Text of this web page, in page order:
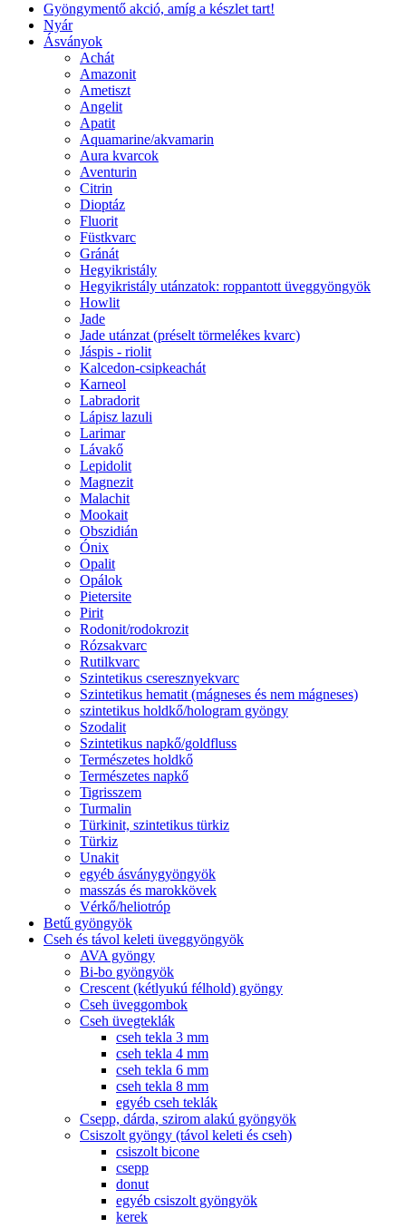
Gyöngymentő akció, amíg a készlet tart!
Nyár
Ásványok
Achát
Amazonit
Ametiszt
Angelit
Apatit
Aquamarine/akvamarin
Aura kvarcok
Aventurin
Citrin
Dioptáz
Fluorit
Füstkvarc
Gránát
Hegyikristály
Hegyikristály utánzatok: roppantott üveggyöngyök
Howlit
Jade
Jade utánzat (préselt törmelékes kvarc)
Jáspis - riolit
Kalcedon-csipkeachát
Karneol
Labradorit
Lápisz lazuli
Larimar
Lávakő
Lepidolit
Magnezit
Malachit
Mookait
Obszidián
Ónix
Opalit
Opálok
Pietersite
Pirit
Rodonit/rodokrozit
Rózsakvarc
Rutilkvarc
Szintetikus cseresznyekvarc
Szintetikus hematit (mágneses és nem mágneses)
szintetikus holdkő/hologram gyöngy
Szodalit
Szintetikus napkő/goldfluss
Természetes holdkő
Természetes napkő
Tigrisszem
Turmalin
Türkinit, szintetikus türkiz
Türkiz
Unakit
egyéb ásványgyöngyök
masszás és marokkövek
Vérkő/heliotróp
Betű gyöngyök
Cseh és távol keleti üveggyöngyök
AVA gyöngy
Bi-bo gyöngyök
Crescent (kétlyukú félhold) gyöngy
Cseh üveggombok
Cseh üvegteklák
cseh tekla 3 mm
cseh tekla 4 mm
cseh tekla 6 mm
cseh tekla 8 mm
egyéb cseh teklák
Csepp, dárda, szirom alakú gyöngyök
Csiszolt gyöngy (távol keleti és cseh)
csiszolt bicone
csepp
donut
egyéb csiszolt gyöngyök
kerek